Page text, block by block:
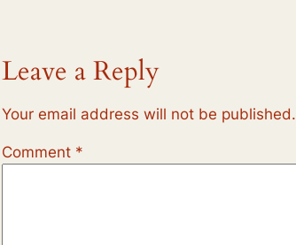
Leave a Reply
Your email address will not be published.
Comment *